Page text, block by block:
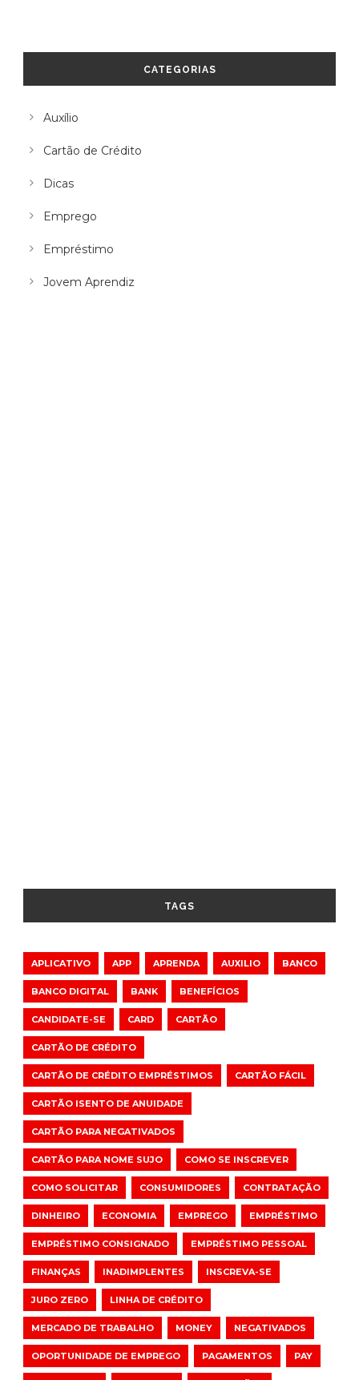
CATEGORIAS
Auxílio
Cartão de Crédito
Dicas
Emprego
Empréstimo
Jovem Aprendiz
TAGS
APLICATIVO APP APRENDA AUXILIO BANCO
BANCO DIGITAL BANK BENEFÍCIOS
CANDIDATE-SE CARD CARTÃO
CARTÃO DE CRÉDITO
CARTÃO DE CRÉDITO EMPRÉSTIMOS CARTÃO FÁCIL
CARTÃO ISENTO DE ANUIDADE
CARTÃO PARA NEGATIVADOS
CARTÃO PARA NOME SUJO COMO SE INSCREVER
COMO SOLICITAR CONSUMIDORES CONTRATAÇÃO
DINHEIRO ECONOMIA EMPREGO EMPRÉSTIMO
EMPRÉSTIMO CONSIGNADO EMPRÉSTIMO PESSOAL
FINANÇAS INADIMPLENTES INSCREVA-SE
JURO ZERO LINHA DE CRÉDITO
MERCADO DE TRABALHO MONEY NEGATIVADOS
OPORTUNIDADE DE EMPREGO PAGAMENTOS PAY